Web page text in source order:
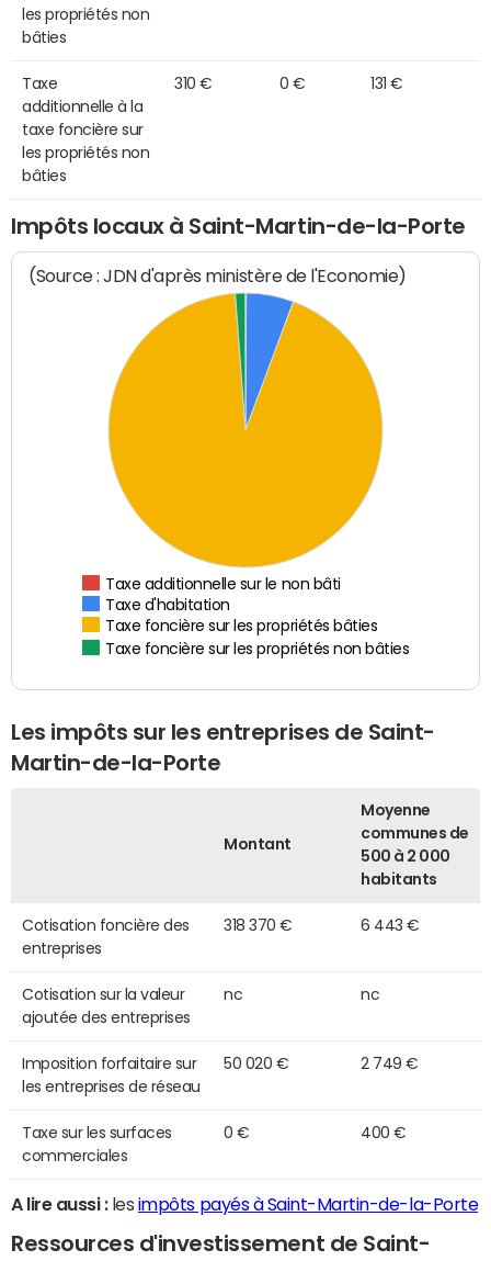
les propriétés non
bâties
Taxe
additionnelle à la
taxe foncière sur
les propriétés non
bâties
310 € 0 € 131 €
Impôts locaux à Saint-Martin-de-la-Porte
(Source : JDN d'après ministère de l'Economie)
Taxe additionnelle sur le non bâti
Taxe d'habitation
Taxe foncière sur les propriétés bâties
Taxe foncière sur les propriétés non bâties
Les impôts sur les entreprises de Saint-
Martin-de-la-Porte
Montant
Moyenne
communes de
500 à 2 000
habitants
Cotisation foncière des
entreprises
318 370 € 6 443 €
Cotisation sur la valeur
ajoutée des entreprises
nc nc
Imposition forfaitaire sur
les entreprises de réseau
50 020 € 2 749 €
Taxe sur les surfaces
commerciales
0 € 400 €
A lire aussi :les impôts payés à Saint-Martin-de-la-Porte
Ressources d'investissement de Saint-